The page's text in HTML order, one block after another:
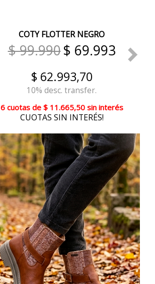
COTY FLOTTER NEGRO
$ 99.990$ 69.993
$ 62.993,70
10% desc. transfer.
6 cuotasde $ 11.665,50sin interés
CUOTAS SIN INTERÉS!